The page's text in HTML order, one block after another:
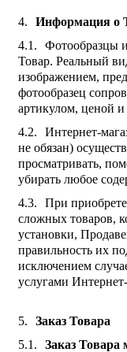
Информация о
Фотообразцы
Товар. Реальный
изображением,
фотообразец
артикулом, ценой
Интернет-
не обязан)
просматривать,
убирать любое
При
сложных товаров,
установки,
правильность их
исключением
услугами
Заказ Товара
Заказ Товара